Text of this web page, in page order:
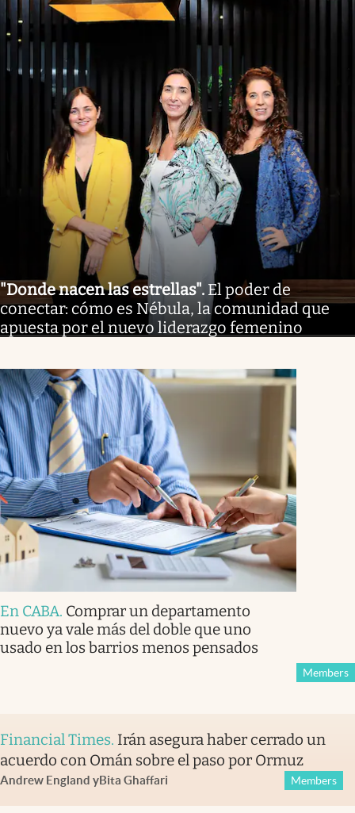
"Donde nacen las estrellas". El poder de
conectar: cómo es Nébula, la comunidad que
apuesta por el nuevo liderazgo femenino
En CABA. Comprar un departamento
nuevo ya vale más del doble que uno
usado en los barrios menos pensados
Members
Financial Times. Irán asegura haber cerrado un
acuerdo con Omán sobre el paso por Ormuz
Andrew England yBita Ghaffari Members